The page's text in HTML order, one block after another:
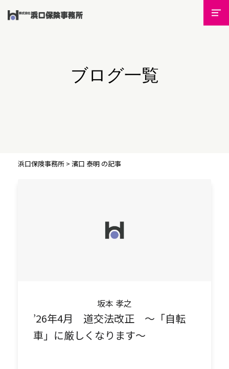
ブログ一覧
浜口保険事務所 > 濱口 泰明 の記事
坂本 孝之
’26年4月 道交法改正 ～「自転
車」に厳しくなります～